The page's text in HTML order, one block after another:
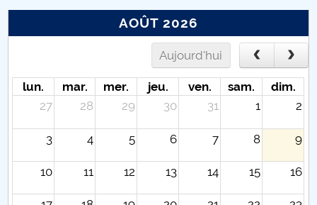
AOÛT 2026
Aujourd'hui
lun. mar. mer. jeu. ven. sam.
dim.
27
28 29 30 31 1 2
3 4 5 6 7 8 9
10 11 12 13 14 15 16